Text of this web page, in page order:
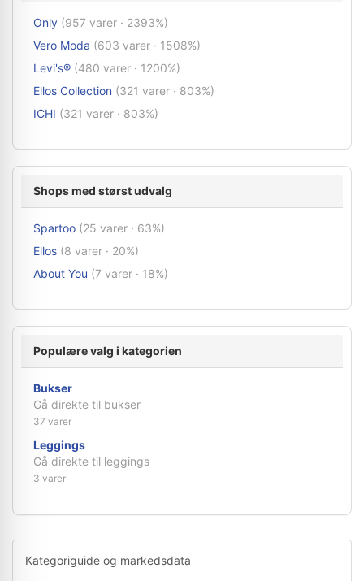
Only (957 varer · 2393%)
Vero Moda (603 varer · 1508%)
Levi's® (480 varer · 1200%)
Ellos Collection (321 varer · 803%)
ICHI (321 varer · 803%)
Shops med størst udvalg
Spartoo (25 varer · 63%)
Ellos (8 varer · 20%)
About You (7 varer · 18%)
Populære valg i kategorien
Bukser
Gå direkte til bukser
37 varer
Leggings
Gå direkte til leggings
3 varer
Kategoriguide og markedsdata